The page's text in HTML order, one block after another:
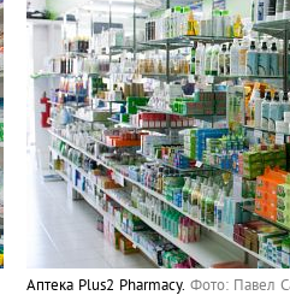
Аптека Plus2 Pharmacy. Фото: Павел